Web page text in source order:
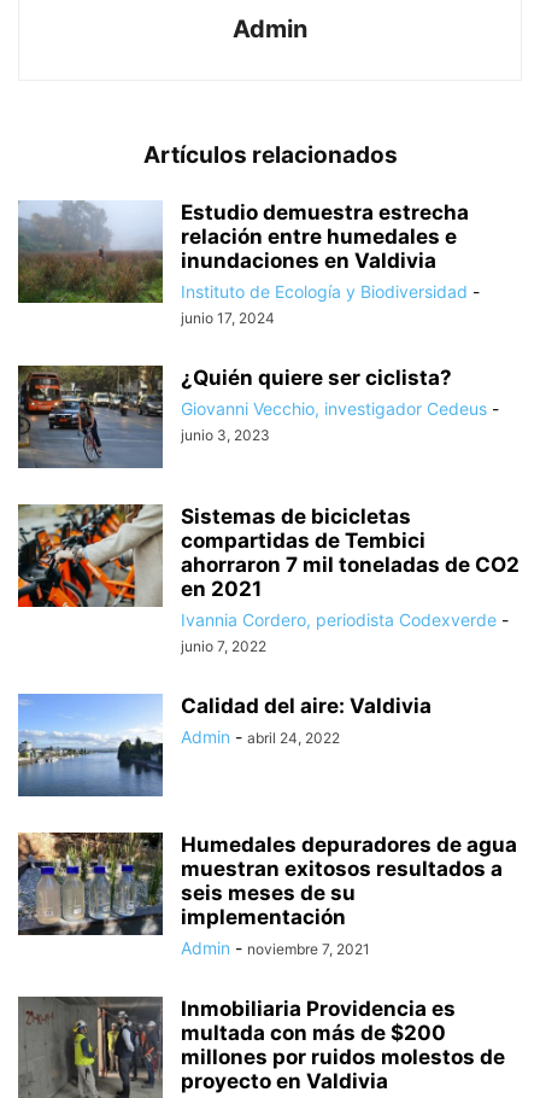
Admin
Artículos relacionados
Estudio demuestra estrecha
relación entre humedales e
inundaciones en Valdivia
Instituto de Ecología y Biodiversidad -
junio 17, 2024
¿Quién quiere ser ciclista?
Giovanni Vecchio, investigador Cedeus -
junio 3, 2023
Sistemas de bicicletas
compartidas de Tembici
ahorraron 7 mil toneladas de CO2
en 2021
Ivannia Cordero, periodista Codexverde -
junio 7, 2022
Calidad del aire: Valdivia
Admin - abril 24, 2022
Humedales depuradores de agua
muestran exitosos resultados a
seis meses de su
implementación
Admin - noviembre 7, 2021
Inmobiliaria Providencia es
multada con más de $200
millones por ruidos molestos de
proyecto en Valdivia